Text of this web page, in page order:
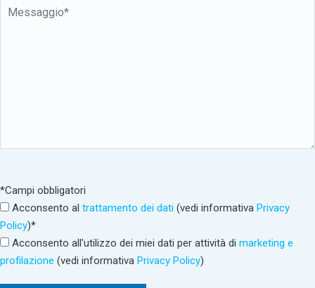
*Campi obbligatori
Acconsento al trattamento dei dati (vedi informativa Privacy
Policy)*
Acconsento all'utilizzo dei miei dati per attività di marketing e
profilazione (vedi informativa Privacy Policy)